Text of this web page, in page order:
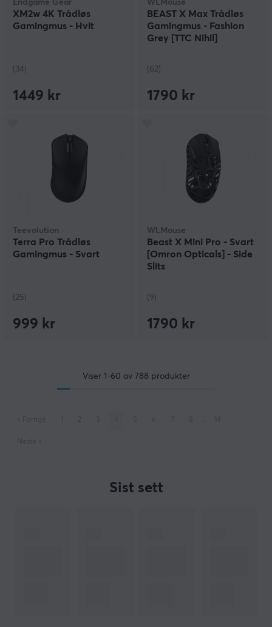
Endgame Gear
XM2w 4K Trådløs
Gamingmus - Hvit
(34)
1449 kr
WLMouse
BEAST X Max Trådløs
Gamingmus - Fashion
Grey [TTC Nihil]
(62)
1790 kr
Teevolution
Terra Pro Trådløs
Gamingmus - Svart
(25)
999 kr
WLMouse
Beast X Mini Pro - Svart
[Omron Opticals] - Side
Slits
(9)
1790 kr
Viser 1-60 av 788 produkter
Sist sett